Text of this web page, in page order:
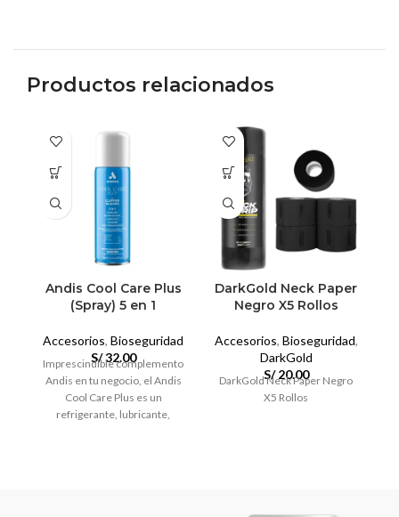
Productos relacionados
Andis Cool Care Plus
(Spray) 5 en 1
Accesorios, Bioseguridad
S/32.00
Imprescindible complemento
Andis en tu negocio, el Andis
Cool Care Plus es un
refrigerante, lubricante,
DarkGold Neck Paper
Negro X5 Rollos
Accesorios, Bioseguridad,
DarkGold
S/20.00
DarkGold Neck Paper Negro
X5 Rollos